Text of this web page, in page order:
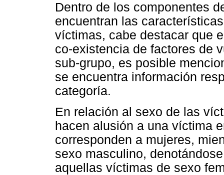
Dentro de los componentes
encuentran las
víctimas, cabe destacar que
co-existencia de factores de
sub-grupo, es posible
se encuentra información
categoría.
En relación al sexo de las
hacen alusión a una víctima
corresponden a mujeres,
sexo masculino,
aquellas víctimas de sexo